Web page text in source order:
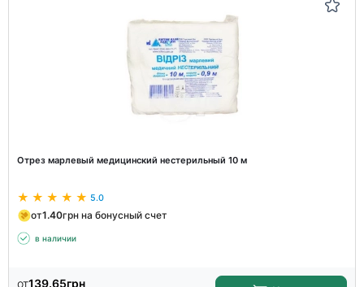
Отрез марлевый медицинский нестерильный 10 м
5.0
от1.40грн на бонусный счет
в наличии
от139.65грн